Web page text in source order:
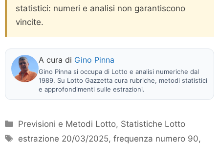
statistici: numeri e analisi non garantiscono
vincite.
A cura di Gino Pinna
Gino Pinna si occupa di Lotto e analisi numeriche dal
1989. Su Lotto Gazzetta cura rubriche, metodi statistici
e approfondimenti sulle estrazioni.
Categorie
Previsioni e Metodi Lotto, Statistiche Lotto
Tag
estrazione 20/03/2025,frequenza numero 90,